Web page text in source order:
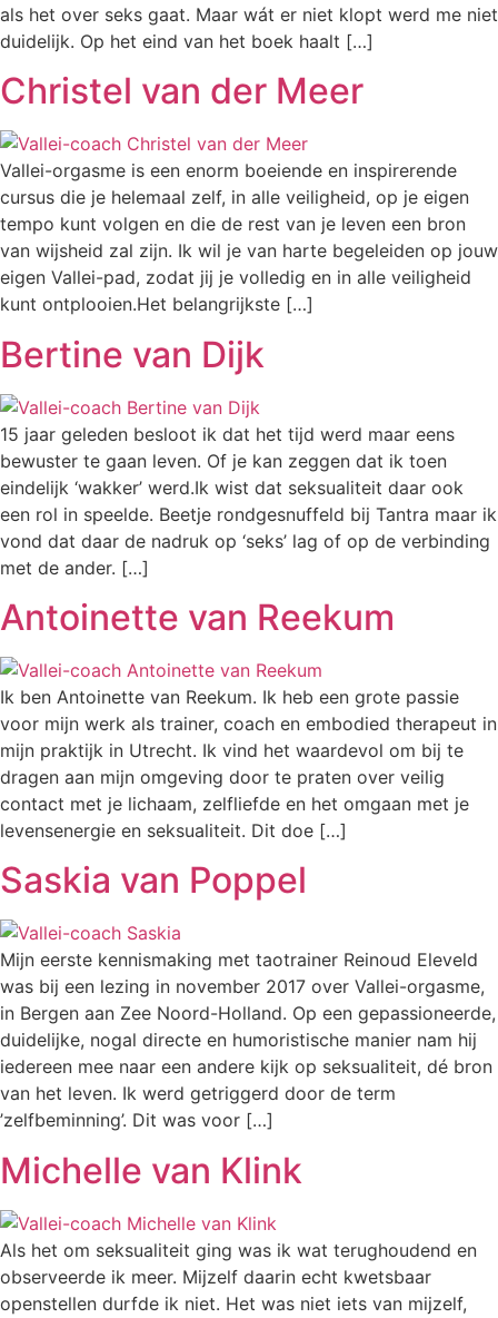
als het over seks gaat. Maar wát er niet klopt werd me niet
duidelijk. Op het eind van het boek haalt […]
Christel van der Meer
Vallei-orgasme is een enorm boeiende en inspirerende
cursus die je helemaal zelf, in alle veiligheid, op je eigen
tempo kunt volgen en die de rest van je leven een bron
van wijsheid zal zijn. Ik wil je van harte begeleiden op jouw
eigen Vallei-pad, zodat jij je volledig en in alle veiligheid
kunt ontplooien.Het belangrijkste […]
Bertine van Dijk
15 jaar geleden besloot ik dat het tijd werd maar eens
bewuster te gaan leven. Of je kan zeggen dat ik toen
eindelijk ‘wakker’ werd.Ik wist dat seksualiteit daar ook
een rol in speelde. Beetje rondgesnuffeld bij Tantra maar ik
vond dat daar de nadruk op ‘seks’ lag of op de verbinding
met de ander. […]
Antoinette van Reekum
Ik ben Antoinette van Reekum. Ik heb een grote passie
voor mijn werk als trainer, coach en embodied therapeut in
mijn praktijk in Utrecht. Ik vind het waardevol om bij te
dragen aan mijn omgeving door te praten over veilig
contact met je lichaam, zelfliefde en het omgaan met je
levensenergie en seksualiteit. Dit doe […]
Saskia van Poppel
Mijn eerste kennismaking met taotrainer Reinoud Eleveld
was bij een lezing in november 2017 over Vallei-orgasme,
in Bergen aan Zee Noord-Holland. Op een gepassioneerde,
duidelijke, nogal directe en humoristische manier nam hij
iedereen mee naar een andere kijk op seksualiteit, dé bron
van het leven. Ik werd getriggerd door de term
’zelfbeminning’. Dit was voor […]
Michelle van Klink
Als het om seksualiteit ging was ik wat terughoudend en
observeerde ik meer. Mijzelf daarin echt kwetsbaar
openstellen durfde ik niet. Het was niet iets van mijzelf,